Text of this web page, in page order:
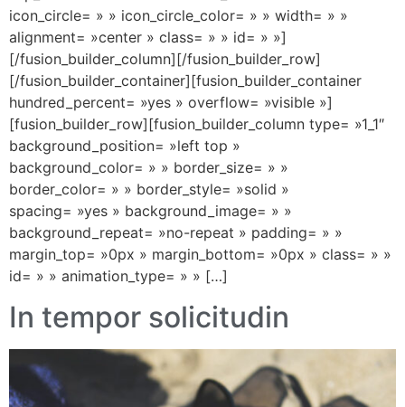
icon_circle= » » icon_circle_color= » » width= » »
alignment= »center » class= » » id= » »]
[/fusion_builder_column][/fusion_builder_row]
[/fusion_builder_container][fusion_builder_container
hundred_percent= »yes » overflow= »visible »]
[fusion_builder_row][fusion_builder_column type= »1_1″
background_position= »left top »
background_color= » » border_size= » »
border_color= » » border_style= »solid »
spacing= »yes » background_image= » »
background_repeat= »no-repeat » padding= » »
margin_top= »0px » margin_bottom= »0px » class= » »
id= » » animation_type= » » […]
In tempor solicitudin